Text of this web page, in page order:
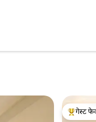
टॉप गेस्ट
गेस्ट